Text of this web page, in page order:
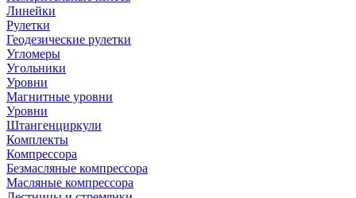
Линейки
Рулетки
Геодезические рулетки
Угломеры
Угольники
Уровни
Магнитные уровни
Уровни
Штангенциркули
Комплекты
Компрессора
Безмасляные компрессора
Масляные компрессора